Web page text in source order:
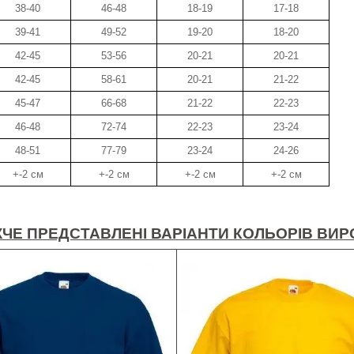
38-40 46-48 18-19
17-18
39-41
49-52 19-20
18-20
42-45
53-56 20-21
20-21
42-45
58-61 20-21
21-22
45-47
66-68 21-22
22-23
46-48
72-74 22-23
23-24
48-51
77-79 23-24
24-26
+-2 см
+-2 см +-2 см +-2 см
ПРЕДСТАВЛЕНІ ВАРІАНТИ КОЛЬОРІВ